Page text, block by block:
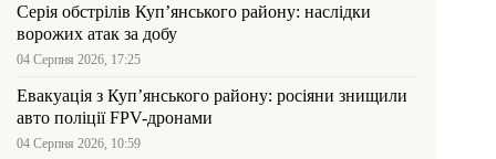
Серія обстрілів Куп’янського району: наслідки
ворожих атак за добу
04 Серпня 2026, 17:25
Евакуація з Куп’янського району: росіяни знищили
авто поліції FPV-дронами
04 Серпня 2026, 10:59